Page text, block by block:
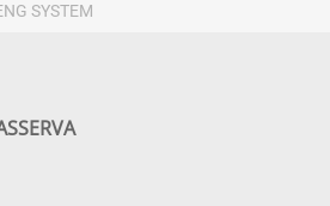
SYSTEM